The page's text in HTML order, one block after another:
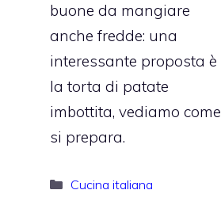
buone da mangiare
anche fredde: una
interessante proposta è
la torta di patate
imbottita, vediamo come
si prepara.
Categorie
Cucina italiana